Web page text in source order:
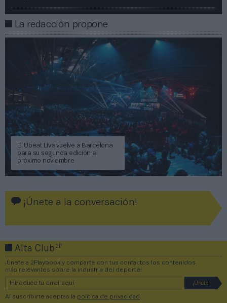
La redacción propone
El Ubeat Live vuelve a Barcelona
para su segunda edición el
próximo noviembre
¡Únete a la conversación!
Alta Club2P
¡Únete a 2Playbook y comparte con tus contactos los contenidos
más relevantes sobre la industria del deporte!
Al suscribirte aceptas la política de privacidad